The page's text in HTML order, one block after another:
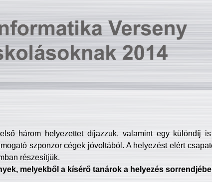
három helyezettet díjazzuk, valamint egy különdíj
szponzor cégek jóvoltából. A helyezést elért
részesítjük.
melyekből a kísérő tanárok a helyezés